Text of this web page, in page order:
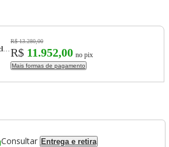
Sofá Retrátil E Reclinável De Couro Queen 2,60 M Aqua Mempra Design
R$ 13.280,00
R$ 11.952,00 no pix
Mais formas de pagamento
Consultar Entrega e retira